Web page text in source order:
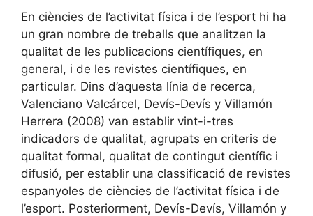
En ciències de l’activitat física i de l’esport hi ha
un gran nombre de treballs que analitzen la
qualitat de les publicacions científiques, en
general, i de les revistes científiques, en
particular. Dins d’aquesta línia de recerca,
Valenciano Valcárcel, Devís-Devís y Villamón
Herrera (2008) van establir vint-i-tres
indicadors de qualitat, agrupats en criteris de
qualitat formal, qualitat de contingut científic i
difusió, per establir una classificació de revistes
espanyoles de ciències de l’activitat física i de
l’esport. Posteriorment, Devís-Devís, Villamón y